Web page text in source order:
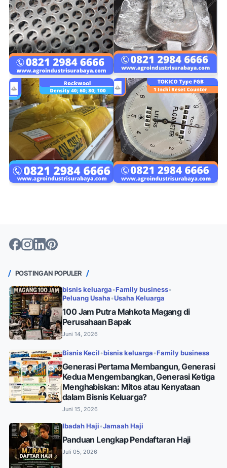
Material
Indonesia
Supplier
Indonesia
POSTINGAN POPULER
bisnis keluarga •Family business•
Peluang Usaha •Usaha Keluarga
100 Jam Putra Mahkota Magang di
Perusahaan Bapak
Juni 14, 2026
Bisnis Kecil •bisnis keluarga •Family business
Generasi Pertama Membangun, Generasi
Kedua Mengembangkan, Generasi Ketiga
Menghabiskan: Mitos atau Kenyataan
dalam Bisnis Keluarga?
Juni 15, 2026
Ibadah Haji •Jamaah Haji
Panduan Lengkap Pendaftaran Haji
Juli 05, 2026